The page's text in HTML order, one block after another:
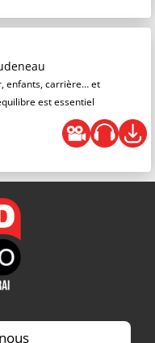
enfants, carrière… et
est essentiel